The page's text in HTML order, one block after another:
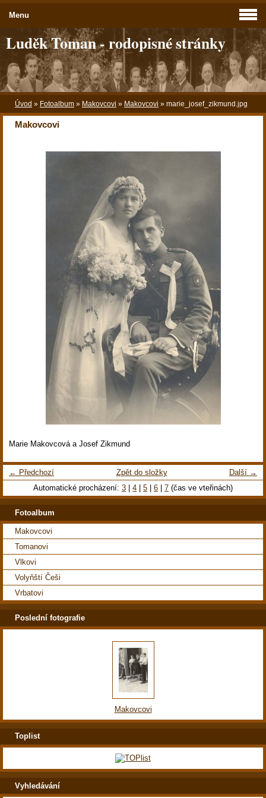
Luděk Toman - rodopisné stránky
Úvod » Fotoalbum » Makovcovi » Makovcovi » marie_josef_zikmund.jpg
Makovcovi
Marie Makovcová a Josef Zikmund
← Předchozí Další →
Zpět do složky
Automatické procházení: 3 4 5 6 7 (čas ve vteřinách)
Menu
Fotoalbum
Makovcovi
Tomanovi
Vlkovi
Volyňští Češi
Vrbatovi
Poslední fotografie
Makovcovi
Toplist
Vyhledávání